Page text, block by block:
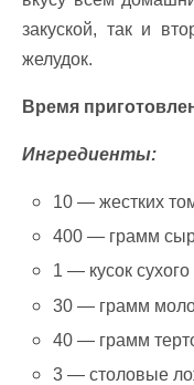
закуской, так и
желудок.
Время
Ингредиенты:
10 — жестких
400 — грамм
1 — кусок сухого
30 — грамм
40 — грамм
3 — столовые